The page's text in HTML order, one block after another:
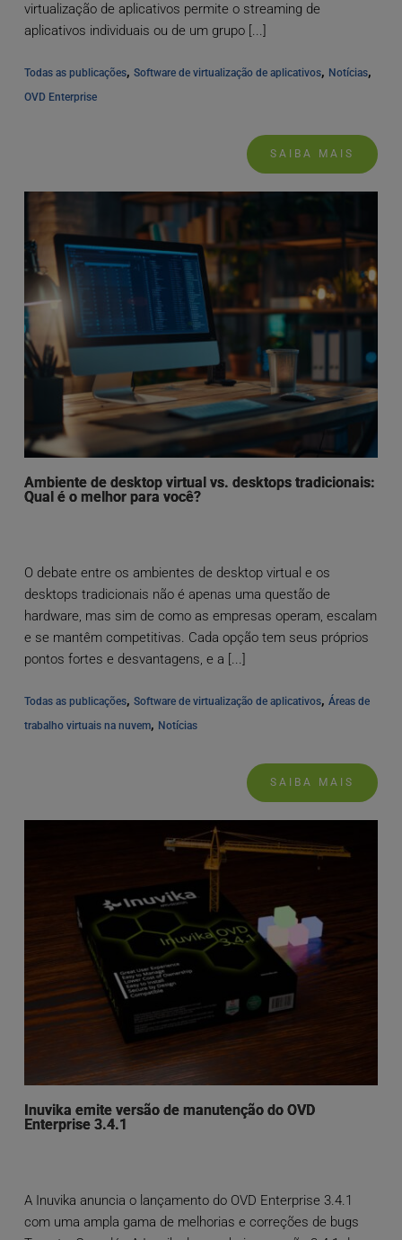
virtualização de aplicativos permite o streaming de
aplicativos individuais ou de um grupo [...]
Todas as publicações, Software de virtualização de aplicativos, Notícias
OVD Enterprise
SAIBA MAIS
Ambiente de desktop virtual vs. desktops tradicionais:
Qual é o melhor para você?
O debate entre os ambientes de desktop virtual e os
desktops tradicionais não é apenas uma questão de
hardware, mas sim de como as empresas operam, escalam
e se mantêm competitivas. Cada opção tem seus próprios
pontos fortes e desvantagens, e a [...]
Todas as publicações, Software de virtualização de aplicativos, Áreas de
trabalho virtuais na nuvem, Notícias
SAIBA MAIS
Inuvika emite versão de manutenção do OVD
Enterprise 3.4.1
A Inuvika anuncia o lançamento do OVD Enterprise 3.4.1
com uma ampla gama de melhorias e correções de bugs